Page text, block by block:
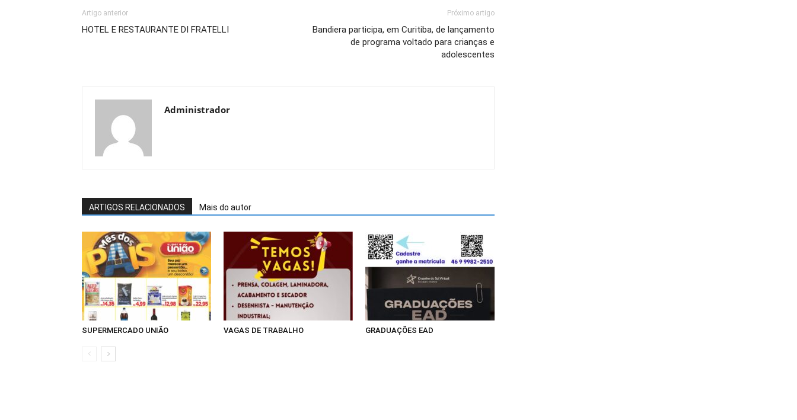
Artigo anterior
HOTEL E RESTAURANTE DI FRATELLI
Próximo artigo
Bandiera participa, em Curitiba, de lançamento
de programa voltado para crianças e
adolescentes
Administrador
ARTIGOS RELACIONADOS Mais do autor
SUPERMERCADO UNIÃO VAGAS DE TRABALHO GRADUAÇÕES EAD